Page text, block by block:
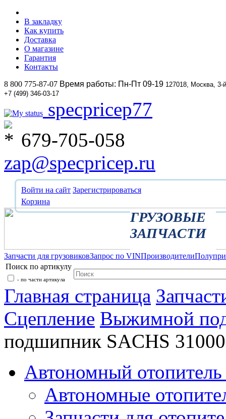
В закладку
Как купить
Доставка
О магазине
Гарантия
Контакты
8 800 775-87-07 Время работы: Пн-Пт 09-19 127018, Москва,
+7 (499) 346-03-17
specpricep77
679-705-058
zap@specpricep.ru
Войти на сайт Зарегистрироваться
Корзина
ГРУЗОВЫЕ
ЗАПЧАСТИ
Запчасти для грузовиковЗапрос по VINПроизводители
Поиск по артикулу
- по части артикула
Главная страница
Сцепление Выжимной
подшипник SACHS
Автономный отопитель
Автономные